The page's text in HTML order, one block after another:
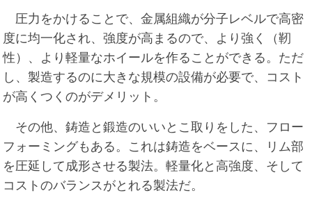
圧力をかけることで、金属組織が分子レベルで高密
度に均一化され、強度が高まるので、より強く（靭
性）、より軽量なホイールを作ることができる。ただ
し、製造するのに大きな規模の設備が必要で、コスト
が高くつくのがデメリット。
その他、鋳造と鍛造のいいとこ取りをした、フロー
フォーミングもある。これは鋳造をベースに、リム部
を圧延して成形させる製法。軽量化と高強度、そして
コストのバランスがとれる製法だ。